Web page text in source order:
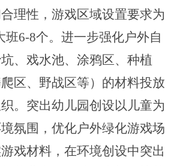
理性，游戏区域设置要求为
班6-8个。 进一步强化户外自
、戏水池、涂鸦区、种植
区、野战区等）的材料投放
。 突出幼儿园创设以儿童为
氛围，优化户外绿化游戏场
戏材料，在环境创设中突出